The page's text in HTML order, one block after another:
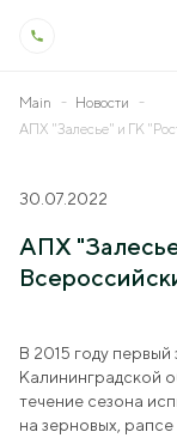
About us
Quality Control
Social Responsibility
As Seen In The Press
Podcasts
Products and
Livestock
Dairy Processing
Jobs
Contact
Biddings
Main
Новости
АПХ "Залесье" и ГК
30.07.2022
АПХ
В 2015 году
Калининградской
течение сезона
на зерновых,